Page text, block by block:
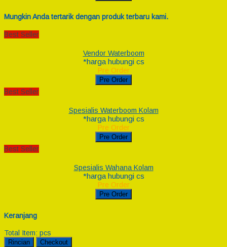
Mungkin Anda tertarik dengan produk terbaru kami.
Best Seller
Vendor Waterboom
*harga hubungi cs
Pre Order
Pre Order
Best Seller
Spesialis Waterboom Kolam
*harga hubungi cs
Pre Order
Pre Order
Best Seller
Spesialis Wahana Kolam
*harga hubungi cs
Pre Order
Pre Order
Keranjang
Total Item: pcs
Rincian Checkout